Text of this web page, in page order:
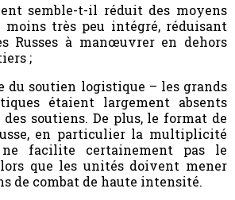
semble-t-il réduit des moyens
moins très peu intégré, réduisant
Russes à manœuvrer en dehors
;
du soutien logistique – les grands
étaient largement absents
des soutiens. De plus, le format de
en particulier la multiplicité
facilite certainement pas le
que les unités doivent mener
de combat de haute intensité.